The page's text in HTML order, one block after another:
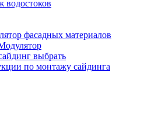
водостоков
фасадных материалов
выбрать
по монтажу сайдинга